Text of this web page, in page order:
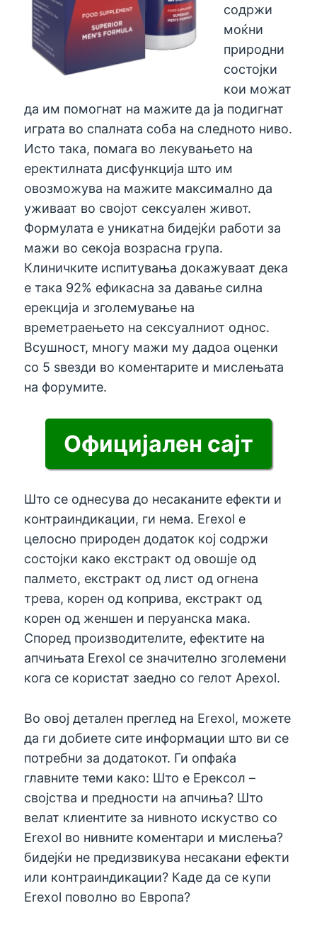
содржи
моќни
природни
состојки
кои можат
да им помогнат на мажите да ја подигнат
играта во спалната соба на следното ниво.
Исто така, помага во лекувањето на
еректилната дисфункција што им
овозможува на мажите максимално да
уживаат во својот сексуален живот.
Формулата е уникатна бидејќи работи за
мажи во секоја возрасна група.
Клиничките испитувања докажуваат дека
е така 92% ефикасна за давање силна
ерекција и зголемување на
времетраењето на сексуалниот однос.
Всушност, многу мажи му дадоа оценки
со 5 ѕвезди во коментарите и мислењата
на форумите.
Официјален сајт
Што се однесува до несаканите ефекти и
контраиндикации, ги нема. Erexol е
целосно природен додаток кој содржи
состојки како екстракт од овошје од
палмето, екстракт од лист од огнена
трева, корен од коприва, екстракт од
корен од женшен и перуанска мака.
Според производителите, ефектите на
апчињата Erexol се значително зголемени
кога се користат заедно со гелот Apexol.
Во овој детален преглед на Erexol, можете
да ги добиете сите информации што ви се
потребни за додатокот. Ги опфаќа
главните теми како: Што е Ерексол –
својства и предности на апчиња? Што
велат клиентите за нивното искуство со
Erexol во нивните коментари и мислења?
бидејќи не предизвикува несакани ефекти
или контраиндикации? Каде да се купи
Erexol поволно во Европа?